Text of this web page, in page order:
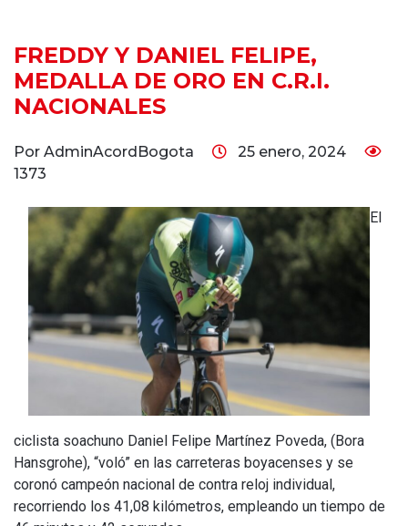
FREDDY Y DANIEL FELIPE,
MEDALLA DE ORO EN C.R.I.
NACIONALES
Por AdminAcordBogota
25 enero, 2024
1373
El
ciclista soachuno Daniel Felipe Martínez Poveda, (Bora
Hansgrohe), “voló” en las carreteras boyacenses y se
coronó campeón nacional de contra reloj individual,
recorriendo los 41,08 kilómetros, empleando un tiempo de